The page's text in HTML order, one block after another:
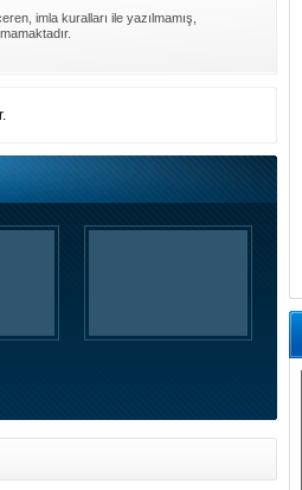
imla kuralları ile yazılmamış,